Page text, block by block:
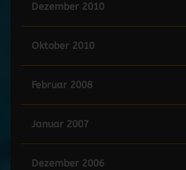
Dezember 2010
Oktober 2010
Februar 2008
Januar 2007
Dezember 2006